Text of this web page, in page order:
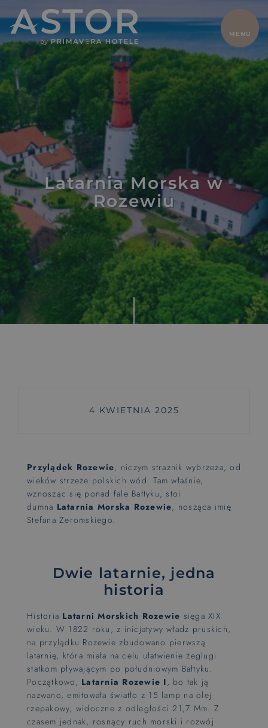
MENU
HOME
ZAMKNIJ
Oferty
Pokoje
Gastronomia
Basen i
atrakcje
Galeria
Kontakt
Dla dwojga
SPA
Odchudzanie
Sport
Lokalnie
Wyjątkowe doświadczenia
Rytuały saunowe
Hotel dla rowerzystów
BIKE FRIENDLY
Latarnia Morska w
Rozewiu
4 KWIETNIA 2025
Przylądek Rozewie, niczym strażnik wybrzeża, od
wieków strzeże polskich wód. Tam właśnie,
wznosząc się ponad fale Bałtyku, stoi
dumna Latarnia Morska Rozewie, nosząca imię
Stefana Żeromskiego.
Dwie latarnie, jedna
historia
Historia Latarni Morskich Rozewie sięga XIX
wieku. W 1822 roku, z inicjatywy władz pruskich,
na przylądku Rozewie zbudowano pierwszą
latarnię, która miała na celu ułatwienie żeglugi
statkom pływającym po południowym Bałtyku.
Początkowo, Latarnia Rozewie I, bo tak ją
nazwano, emitowała światło z 15 lamp na olej
rzepakowy, widoczne z odległości 21,7 Mm. Z
czasem jednak, rosnący ruch morski i rozwój